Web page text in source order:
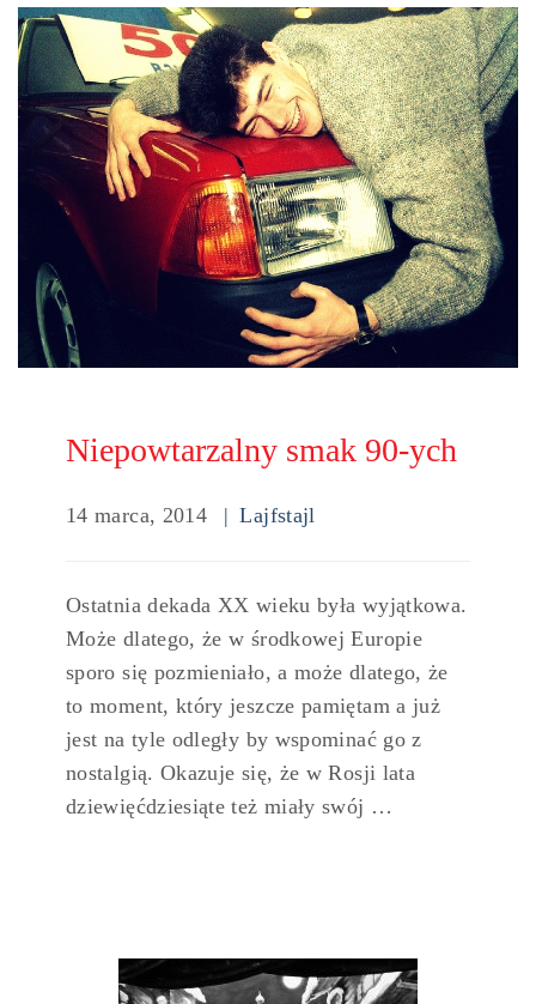
Niepowtarzalny smak 90-ych
14 marca, 2014 Lajfstajl
Ostatnia dekada XX wieku była wyjątkowa.
Może dlatego, że w środkowej Europie
sporo się pozmieniało, a może dlatego, że
to moment, który jeszcze pamiętam a już
jest na tyle odległy by wspominać go z
nostalgią. Okazuje się, że w Rosji lata
dziewięćdziesiąte też miały swój …